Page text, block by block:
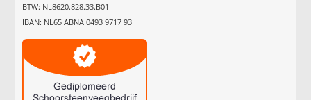
BTW: NL8620.828.33.B01
IBAN: NL65 ABNA 0493 9717 93